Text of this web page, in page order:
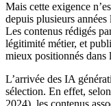
Mais cette exigence
depuis plusieurs
Les contenus rédigés
légitimité métier, et
mieux positionnés dans
L’arrivée des IA
sélection. En effet,